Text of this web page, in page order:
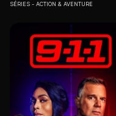
SÉRIES ACTION & AVENTURE